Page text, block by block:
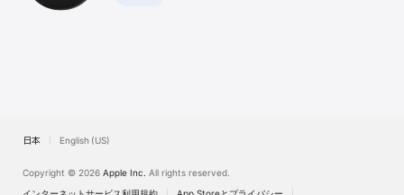
日本 English (US)
Copyright © 2026 Apple Inc. All rights reserved.